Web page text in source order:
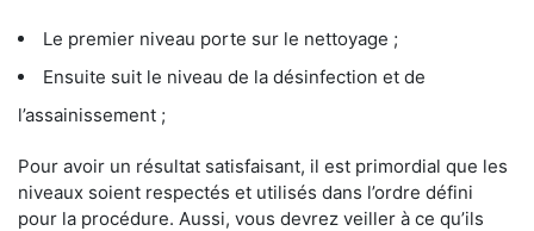
Le premier niveau porte sur le nettoyage ;
Ensuite suit le niveau de la désinfection et de
l’assainissement ;
Pour avoir un résultat satisfaisant, il est primordial que les
niveaux soient respectés et utilisés dans l’ordre défini
pour la procédure. Aussi, vous devrez veiller à ce qu’ils